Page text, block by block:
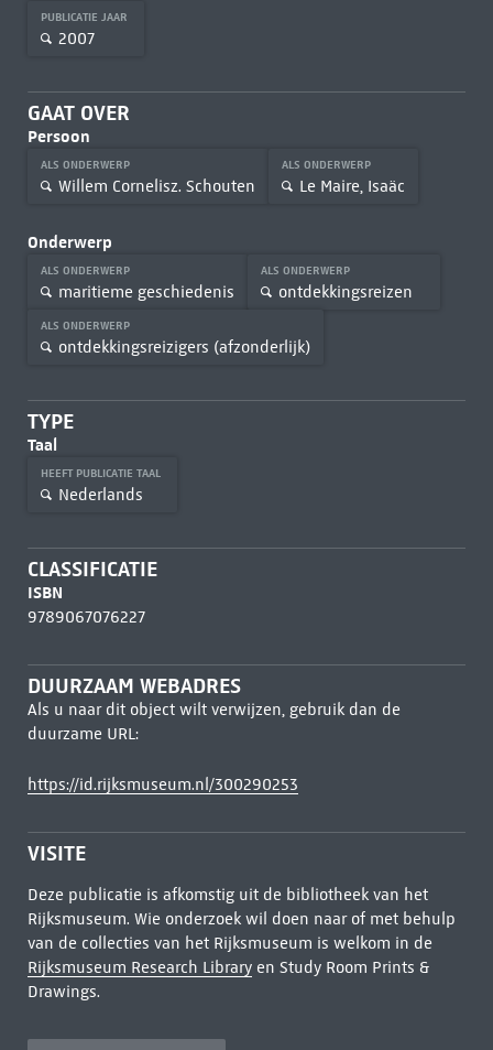
PUBLICATIE JAAR
2007
GAAT OVER
Persoon
ALS ONDERWERP
Willem Cornelisz. Schouten
ALS ONDERWERP
Le Maire, Isaäc
Onderwerp
ALS ONDERWERP
maritieme geschiedenis
ALS ONDERWERP
ontdekkingsreizen
ALS ONDERWERP
ontdekkingsreizigers (afzonderlijk)
TYPE
Taal
HEEFT PUBLICATIE TAAL
Nederlands
CLASSIFICATIE
ISBN
9789067076227
DUURZAAM WEBADRES
Als u naar dit object wilt verwijzen, gebruik dan de
duurzame URL:
https://id.rijksmuseum.nl/300290253
VISITE
Deze publicatie is afkomstig uit de bibliotheek van het
Rijksmuseum. Wie onderzoek wil doen naar of met behulp
van de collecties van het Rijksmuseum is welkom in de
Rijksmuseum Research Libraryen Study Room Prints &
Drawings.